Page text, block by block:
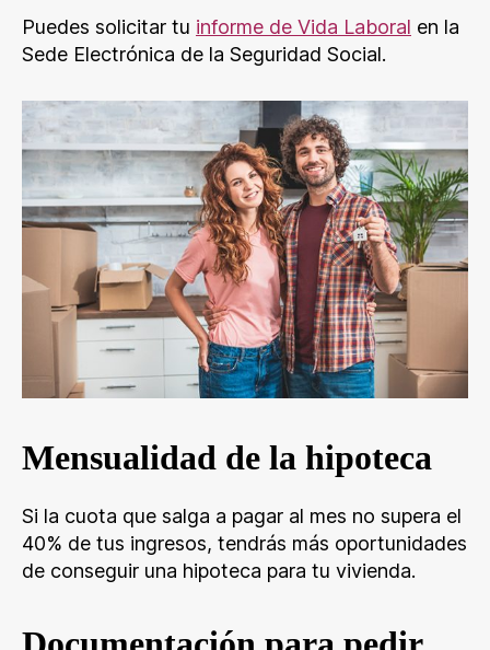
Puedes solicitar tu informe de Vida Laboral en la
Sede Electrónica de la Seguridad Social.
Mensualidad de la hipoteca
Si la cuota que salga a pagar al mes no supera el
40% de tus ingresos, tendrás más oportunidades
de conseguir una hipoteca para tu vivienda.